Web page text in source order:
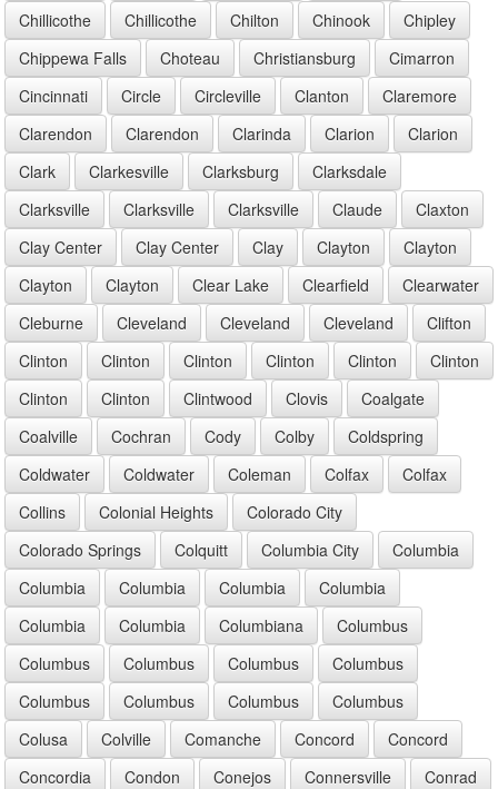
Chillicothe
Chillicothe Chilton Chinook
Chipley
Chippewa Falls
Choteau Christiansburg
Cimarron
Cincinnati
Circle Circleville Clanton
Claremore
Clarendon
Clarendon Clarinda Clarion
Clarion
Clark
Clarkesville Clarksburg
Clarksdale
Clarksville
Clarksville Clarksville Claude
Claxton
Clay Center
Clay Center Clay Clayton
Clayton
Clayton
Clayton Clear Lake Clearfield
Clearwater
Cleburne
Cleveland Cleveland Cleveland
Clifton
Clinton
Clinton Clinton Clinton Clinton
Clinton
Clinton
Clinton Clintwood Clovis
Coalgate
Coalville
Cochran Cody Colby
Coldspring
Coldwater
Coldwater Coleman Colfax
Colfax
Collins
Colonial Heights
Colorado City
Colorado Springs
Colquitt Columbia City
Columbia
Columbia
Columbia Columbia
Columbia
Columbia
Columbia Columbiana
Columbus
Columbus
Columbus Columbus
Columbus
Columbus
Columbus Columbus
Columbus
Colusa
Colville Comanche Concord
Concord
Concordia
Condon Conejos Connersville
Conrad